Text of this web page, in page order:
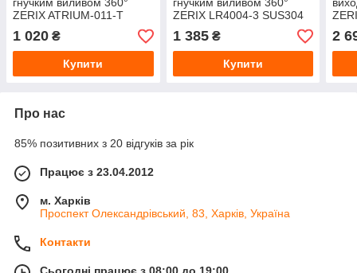
гнучким виливом 360°
ZERIX ATRIUM-011-T
(ZX4720) нерж.сталь
хром, гайка
1 020 ₴
Купити
гнучким виливом 360°
ZERIX LR4004-3 SUS304
(LL1203) Білий,
неірж.сталь, гайка
1 385₴
Купити
2
Про нас
85% позитивних з 20 відгуків за рік
Працює з 23.04.2012
м. Харків
Проспект Олександрівський, 83, Харків, Україна
Контакти